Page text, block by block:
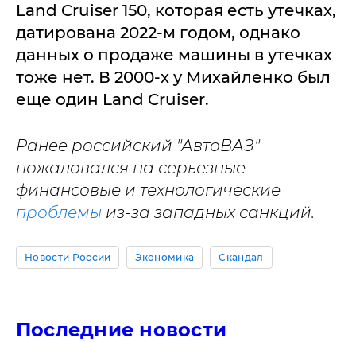
Land Cruiser 150, которая есть утечках,
датирована 2022-м годом, однако
данных о продаже машины в утечках
тоже нет. В 2000-х у Михайленко был
еще один Land Cruiser.
Ранее российский "АвтоВАЗ"
пожаловался на серьезные
финансовые и технологические
проблемы из-за западных санкций.
Новости России Экономика Скандал
Последние новости